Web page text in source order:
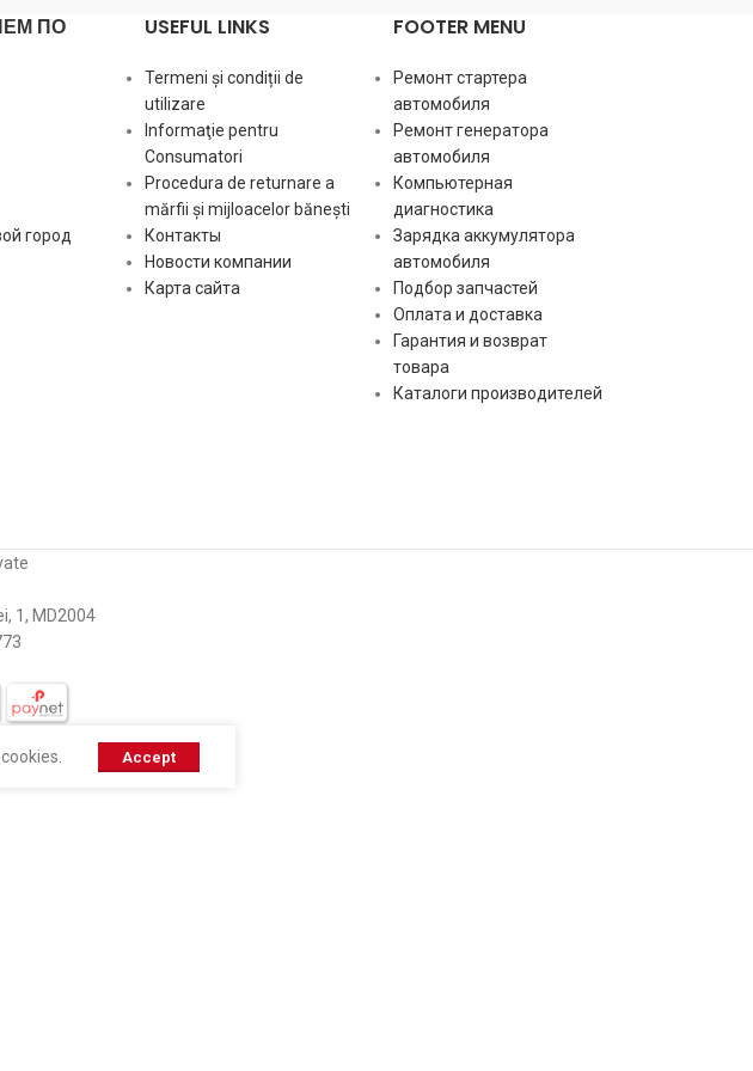
MARINE ENGINES 4JH2, All Models MARINE ENGINES 4JH3, All Models
set: SB5009
ПО
город
USEFUL LINKS
Termeni și condiții de
utilizare
Informaţie pentru
Consumatori
Procedura de returnare a
mărfii și mijloacelor bănești
Контакты
Новости компании
Карта сайта
FOOTER MENU
Ремонт стартера
автомобиля
Ремонт генератора
автомобиля
Компьютерная
диагностика
Зарядка аккумулятора
автомобиля
Подбор запчастей
Оплата и доставка
Гарантия и возврат
товара
Каталоги производителей
1, MD2004
Accept